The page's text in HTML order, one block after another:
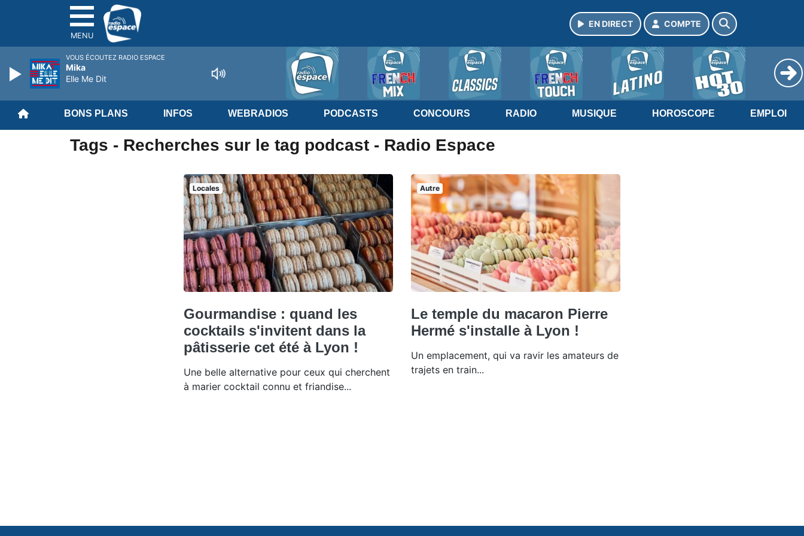
MENU
EN DIRECT COMPTE
BONS PLANS INFOS WEBRADIOS PODCASTS CONCOURS RADIO MUSIQUE HOROSCOPE EMPLOI
Tags - Recherches sur le tag podcast - Radio Espace
Locales
Gourmandise : quand les
cocktails s'invitent dans la
pâtisserie cet été à Lyon !
Une belle alternative pour ceux qui cherchent
à marier cocktail connu et friandise...
Autre
Le temple du macaron Pierre
Hermé s'installe à Lyon !
Un emplacement, qui va ravir les amateurs de
trajets en train...
VOUS ÉCOUTEZ RADIO ESPACE
Mika
Elle Me Dit